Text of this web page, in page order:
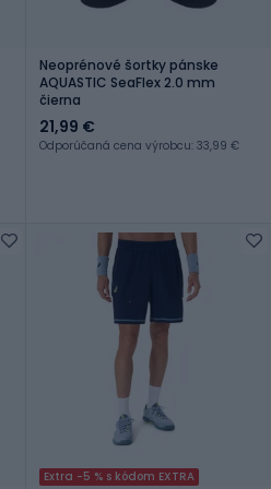
Neoprénové šortky pánske
AQUASTIC SeaFlex 2.0 mm
čierna
21,99 €
Odporúčaná cena výrobcu: 33,99 €
Extra -5 % s kódom EXTRA